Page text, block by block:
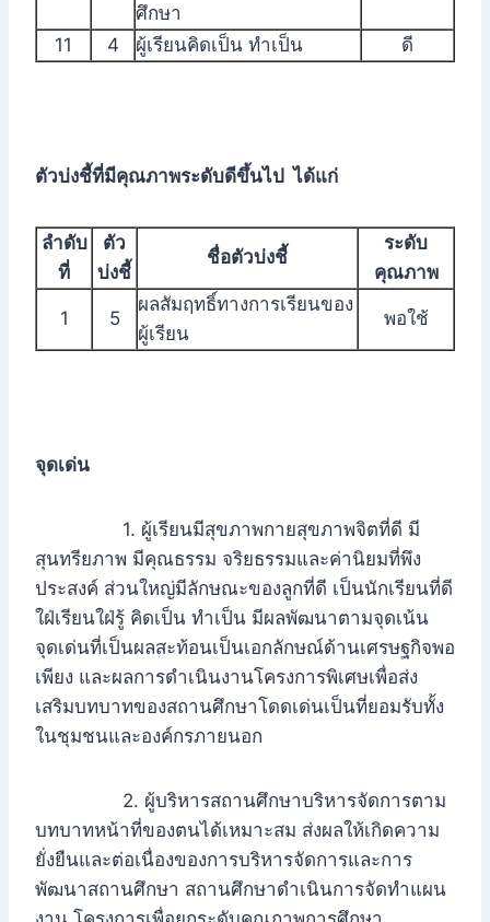
ศึกษา
11 4 ผู้เรียนคิดเป็น ทำเป็น ดี
ตัวบ่งชี้ที่มีคุณภาพระดับดีขึ้นไป ได้แก่
ลำดับ
ที่
ตัว
บ่งชี้
ชื่อตัวบ่งชี้
ระดับ
คุณภาพ
1 5
ผลสัมฤทธิ์ทางการเรียนของ
ผู้เรียน
พอใช้
จุดเด่น
1. ผู้เรียนมีสุขภาพกายสุขภาพจิตที่ดี มี
สุนทรียภาพ มีคุณธรรม จริยธรรมและค่านิยมที่พึง
ประสงค์ ส่วนใหญ่มีลักษณะของลูกที่ดี เป็นนักเรียนที่ดี
ใฝ่เรียนใฝ่รู้ คิดเป็น ทำเป็น มีผลพัฒนาตามจุดเน้น
จุดเด่นที่เป็นผลสะท้อนเป็นเอกลักษณ์ด้านเศรษฐกิจพอ
เพียง และผลการดำเนินงานโครงการพิเศษเพื่อส่ง
เสริมบทบาทของสถานศึกษาโดดเด่นเป็นที่ยอมรับทั้ง
ในชุมชนและองค์กรภายนอก
2. ผู้บริหารสถานศึกษาบริหารจัดการตาม
บทบาทหน้าที่ของตนได้เหมาะสม ส่งผลให้เกิดความ
ยั่งยืนและต่อเนื่องของการบริหารจัดการและการ
พัฒนาสถานศึกษา สถานศึกษาดำเนินการจัดทำแผน